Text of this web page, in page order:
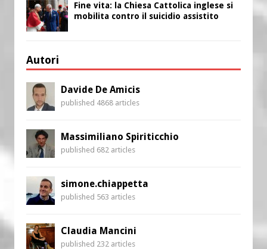
Fine vita: la Chiesa Cattolica inglese si
mobilita contro il suicidio assistito
Autori
Davide De Amicis
published 4868 articles
Massimiliano Spiriticchio
published 682 articles
simone.chiappetta
published 563 articles
Claudia Mancini
published 232 articles